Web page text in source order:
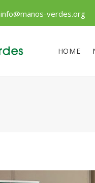
info@manos-verdes.org
HOME